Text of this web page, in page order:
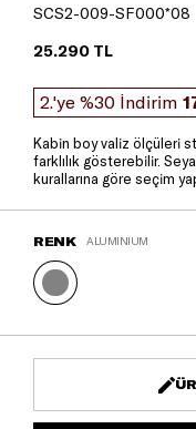
SCS2-009-SF000*08
25.290 TL
2.'ye %30 İndirim
Kabin boy valiz ölçüleri
farklılık gösterebilir.
kurallarına göre seçim
RENK ALUMINIUM